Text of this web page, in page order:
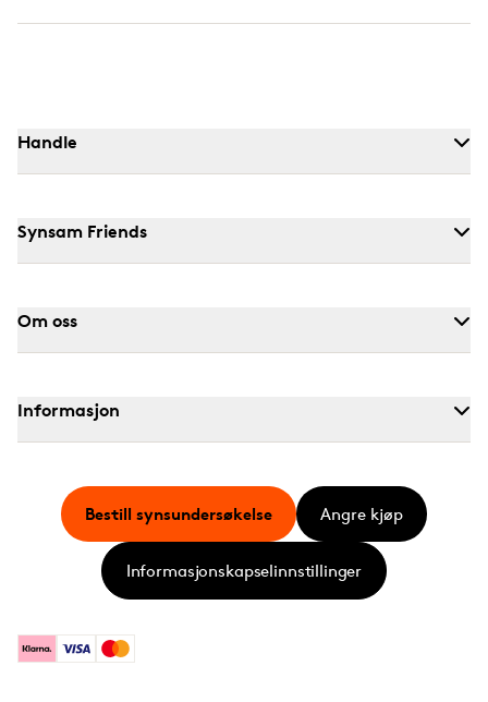
Handle
Synsam Friends
Om oss
Informasjon
KlarnaVisa Mastercard
Bestill synsundersøkelse Angre kjøp
Informasjonskapselinnstillinger